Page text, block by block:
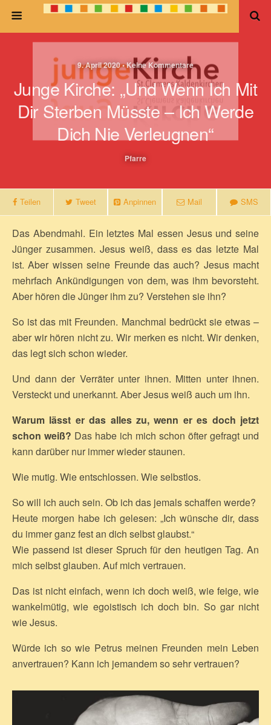
9. April 2020 • Keine Kommentare
Junge Kirche: „Und Wenn Ich Mit
Dir Sterben Müsste – Ich Werde
Dich Nie Verleugnen“
Pfarre
Teilen Tweet Anpinnen Mail SMS
Das Abendmahl. Ein letztes Mal essen Jesus und seine
Jünger zusammen. Jesus weiß, dass es das letzte Mal
ist. Aber wissen seine Freunde das auch? Jesus macht
mehrfach Ankündigungen von dem, was ihm bevorsteht.
Aber hören die Jünger ihm zu? Verstehen sie ihn?
So ist das mit Freunden. Manchmal bedrückt sie etwas –
aber wir hören nicht zu. Wir merken es nicht. Wir denken,
das legt sich schon wieder.
Und dann der Verräter unter ihnen. Mitten unter ihnen.
Versteckt und unerkannt. Aber Jesus weiß auch um ihn.
Warum lässt er das alles zu, wenn er es doch jetzt
schon weiß? Das habe ich mich schon öfter gefragt und
kann darüber nur immer wieder staunen.
Wie mutig. Wie entschlossen. Wie selbstlos.
So will ich auch sein. Ob ich das jemals schaffen werde?
Heute morgen habe ich gelesen: „Ich wünsche dir, dass
du immer ganz fest an dich selbst glaubst.“
Wie passend ist dieser Spruch für den heutigen Tag. An
mich selbst glauben. Auf mich vertrauen.
Das ist nicht einfach, wenn ich doch weiß, wie feige, wie
wankelmütig, wie egoistisch ich doch bin. So gar nicht
wie Jesus.
Würde ich so wie Petrus meinen Freunden mein Leben
anvertrauen? Kann ich jemandem so sehr vertrauen?